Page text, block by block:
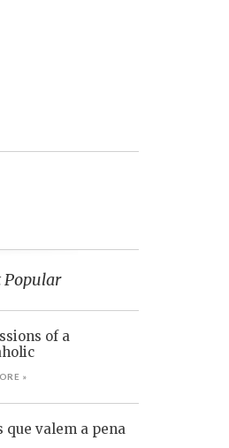
Popular
of a
»
que valem a pena